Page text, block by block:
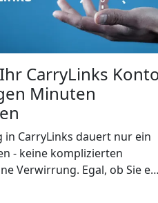
CarryLinks
Minuten
in CarryLinks dauert nur ein
- keine komplizierten
Verwirrung. Egal, ob Sie ein